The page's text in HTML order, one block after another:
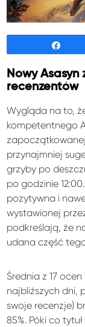
Nowy
recenzentów
Wygląda na to,
kompetentnego
zapoczątkowanej
przynajmniej
grzyby po
po godzinie
pozytywna i
wystawionej
podkreślają, że
udana część
Średnia z 17
najbliższych dni,
swoje recenzje)
85%. Póki co